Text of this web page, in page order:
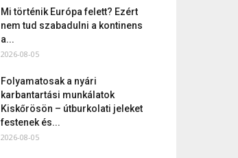
Mi történik Európa felett? Ezért
nem tud szabadulni a kontinens
a...
2026-08-05
Folyamatosak a nyári
karbantartási munkálatok
Kiskőrösön – útburkolati jeleket
festenek és...
2026-08-05